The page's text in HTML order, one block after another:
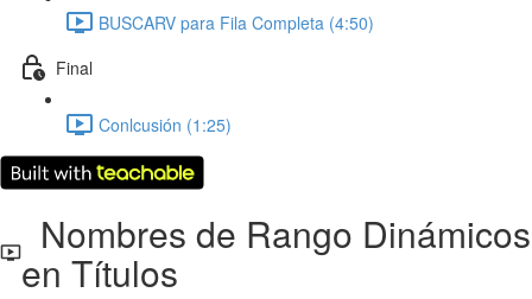
BUSCARV para Fila Completa (4:50)
Final
Conlcusión (1:25)
Nombres de Rango Dinámicos
en Títulos